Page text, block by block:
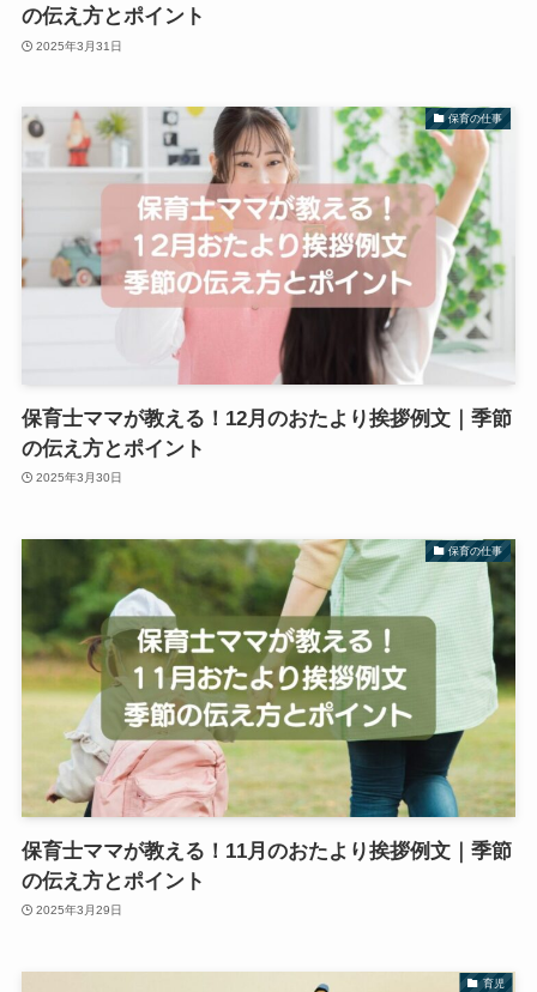
の伝え方とポイント
2025年3月31日
保育の仕事
保育士ママが教える！12月のおたより挨拶例文｜季節
の伝え方とポイント
2025年3月30日
保育の仕事
保育士ママが教える！11月のおたより挨拶例文｜季節
の伝え方とポイント
2025年3月29日
育児